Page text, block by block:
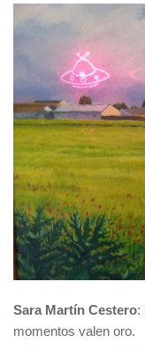
Sara Martín Cestero:
momentos valen oro.